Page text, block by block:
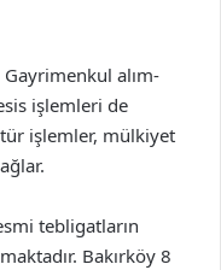
alım-
işlemleri de
işlemler, mülkiyet
tebligatların
Bakırköy 8